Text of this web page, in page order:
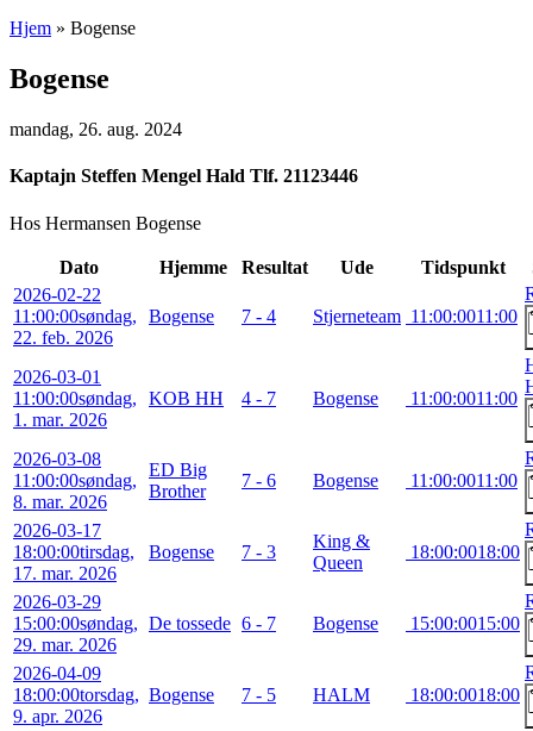
Hjem » Bogense
Bogense
mandag, 26. aug. 2024
Kaptajn Steffen Mengel Hald Tlf. 21123446
Hos Hermansen Bogense
Dato Hjemme Resultat Ude Tidspunkt
2026-02-22
11:00:00søndag,
22. feb. 2026
Bogense 7 - 4 Stjerneteam 11:00:0011:00
2026-03-01
11:00:00søndag,
1. mar. 2026
KOB HH 4 - 7 Bogense 11:00:0011:00
2026-03-08
11:00:00søndag,
8. mar. 2026
ED Big
Brother
7 - 6 Bogense 11:00:0011:00
2026-03-17
18:00:00tirsdag,
17. mar. 2026
Bogense 7 - 3
King &
Queen
18:00:0018:00
2026-03-29
15:00:00søndag,
29. mar. 2026
De tossede 6 - 7 Bogense 15:00:0015:00
2026-04-09
18:00:00torsdag,
9. apr. 2026
Bogense 7 - 5 HALM 18:00:0018:00